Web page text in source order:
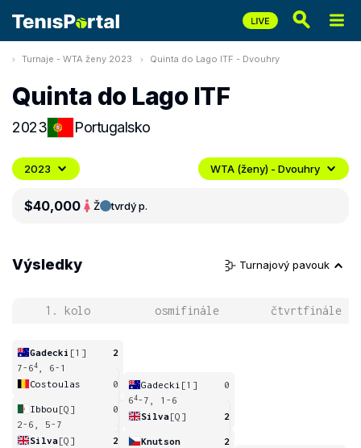
Turnaje - WTA ženy 2023 Quinta do Lago ITF - Dvouhry
Quinta do Lago ITF
2023 Portugalsko
2023 WTA (ženy) - Dvouhry
$40,000 Ž tvrdý p.
Výsledky Turnajový pavouk
1. kolo osmifinále čtvrtfinále
Gadecki [1]
2
7-64
, 6-1
Costoulas
0
Ibbou [Q]
0
2-6, 5-7
Silva[Q] 2
Gadecki [1]
0
64-7, 1-6
Silva[Q] 2
Knutson
2